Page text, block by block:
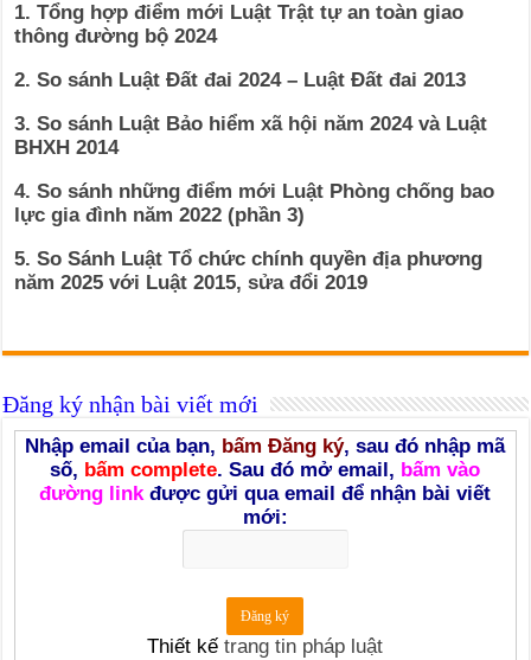
1. Tổng hợp điểm mới Luật Trật tự an toàn giao
thông đường bộ 2024
2. So sánh Luật Đất đai 2024 – Luật Đất đai 2013
3. So sánh Luật Bảo hiểm xã hội năm 2024 và Luật
BHXH 2014
4. So sánh những điểm mới Luật Phòng chống bao
lực gia đình năm 2022 (phần 3)
5. So Sánh Luật Tổ chức chính quyền địa phương
năm 2025 với Luật 2015, sửa đổi 2019
Đăng ký nhận bài viết mới
Nhập email của bạn, bấm Đăng ký, sau đó nhập mã
số, bấm complete. Sau đó mở email, bấm vào
đường linkđược gửi qua email để nhận bài viết
mới:
Thiết kếtrang tin pháp luật